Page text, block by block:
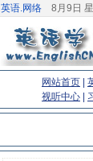
英语.网络 8月9日
网站首页
视听中心